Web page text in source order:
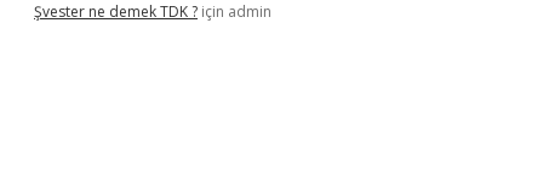
Şvester ne demek TDK ? için admin